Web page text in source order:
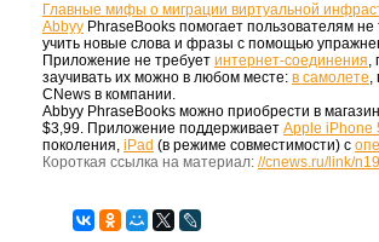
Главные мифы о миграции виртуальной
Abbyy PhraseBooks помогает пользователям
учить новые слова и фразы с помощью
Приложение не требует интернет-соединения,
заучивать их можно в любом месте: в самолете,
CNews в компании.
Abbyy PhraseBooks можно приобрести в
$3,99. Приложение поддерживает Apple iPhone
поколения, iPad (в режиме совместимости) с
Короткая ссылка на материал: //cnews.ru/link/